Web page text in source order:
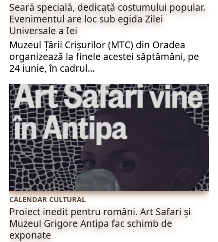
Seară specială, dedicată costumului popular.
Evenimentul are loc sub egida Zilei
Universale a Iei
Muzeul Ţării Crişurilor (MTC) din Oradea
organizează la finele acestei săptămâni, pe
24 iunie, în cadrul...
CALENDAR CULTURAL
Proiect inedit pentru români. Art Safari și
Muzeul Grigore Antipa fac schimb de
exponate